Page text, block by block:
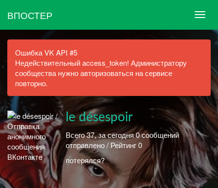
ВПОСТЕР
Ошибка VK API #5
Недействительный access_token! Администратору
сообщества нужно авторизоваться на сервисе
повторно.
le désespoir
Всего 37, за сегодня 0 сообщений
отправлено / Рейтинг 0
потерялся?